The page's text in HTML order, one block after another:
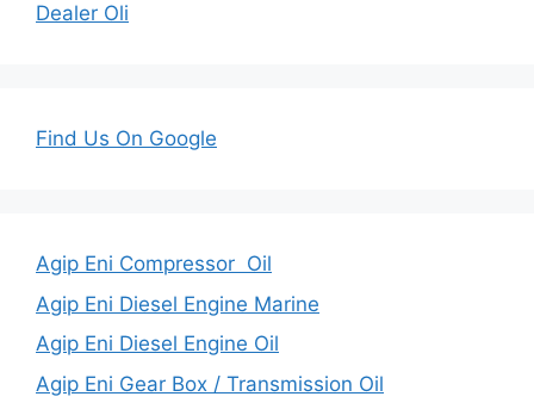
Dealer Oli
Find Us On Google
Agip Eni Compressor Oil
Agip Eni Diesel Engine Marine
Agip Eni Diesel Engine Oil
Agip Eni Gear Box / Transmission Oil